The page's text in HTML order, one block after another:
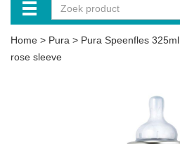
Home > Pura > Pura Speenfles 325ml
rose sleeve